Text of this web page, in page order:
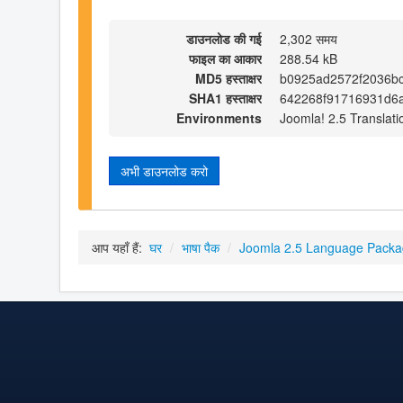
डाउनलोड की गई
2,302 समय
फाइल का आकार
288.54 kB
MD5 हस्ताक्षर
SHA1 हस्ताक्षर
Environments
Joomla! 2.5
अभी डाउनलोड करो
आप यहाँ हैं: घर / भाषा पैक / Joomla 2.5 Language